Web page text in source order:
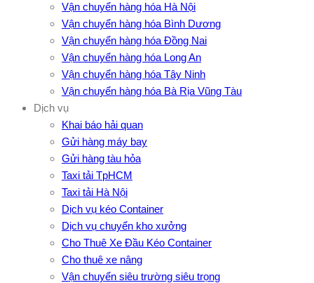
Vận chuyển hàng hóa Hà Nội
Vận chuyển hàng hóa Bình Dương
Vận chuyển hàng hóa Đồng Nai
Vận chuyển hàng hóa Long An
Vận chuyển hàng hóa Tây Ninh
Vận chuyển hàng hóa Bà Rịa Vũng Tàu
Dịch vụ
Khai báo hải quan
Gửi hàng máy bay
Gửi hàng tàu hỏa
Taxi tải TpHCM
Taxi tải Hà Nội
Dịch vụ kéo Container
Dịch vụ chuyển kho xưởng
Cho Thuê Xe Đầu Kéo Container
Cho thuê xe nâng
Vận chuyển siêu trường siêu trọng